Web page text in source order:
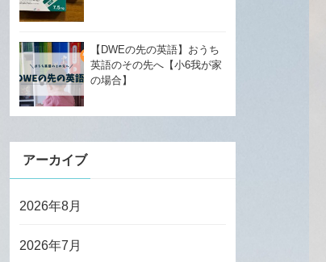
【DWEの先の英語】おうち
英語のその先へ【小6我が家
の場合】
アーカイブ
2026年8月
2026年7月